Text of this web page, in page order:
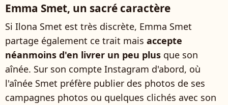
Emma Smet, un sacré caractère
Si Ilona Smet est très discrète, Emma Smet
partage également ce trait mais accepte
néanmoins d'en livrer un peu plus que son
aînée. Sur son compte Instagram d'abord, où
l'aînée Smet préfère publier des photos de ses
campagnes photos ou quelques clichés avec son